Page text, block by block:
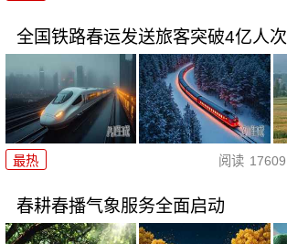
全国铁路春运发送旅客突破4亿人次
最热 阅读 17609
春耕春播气象服务全面启动